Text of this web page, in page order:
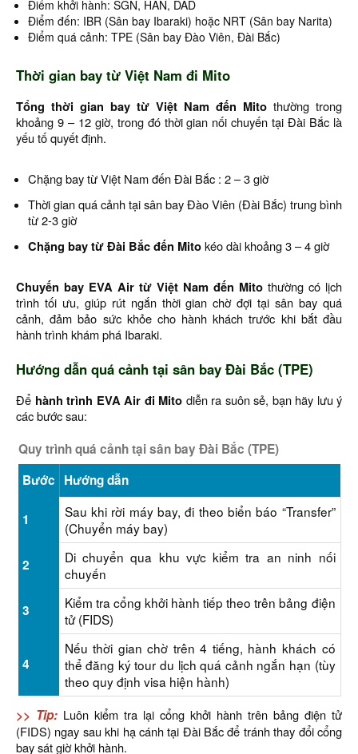
Điểm khởi hành: SGN, HAN, DAD
Điểm đến: IBR (Sân bay Ibaraki) hoặc NRT (Sân bay Narita)
Điểm quá cảnh: TPE (Sân bay Đào Viên, Đài Bắc)
Thời gian bay từ Việt Nam đi Mito
Tổng thời gian bay từ Việt Nam đến Mito thường trong
khoảng 9 – 12 giờ, trong đó thời gian nối chuyến tại Đài Bắc là
yếu tố quyết định.
Chặng bay từ Việt Nam đến Đài Bắc : 2 – 3 giờ
Thời gian quá cảnh tại sân bay Đào Viên (Đài Bắc) trung bình
từ 2-3 giờ
Chặng bay từ Đài Bắc đến Mitokéo dài khoảng 3 – 4 giờ
Chuyến bay EVA Air từ Việt Nam đến Mito thường có lịch
trình tối ưu, giúp rút ngắn thời gian chờ đợi tại sân bay quá
cảnh, đảm bảo sức khỏe cho hành khách trước khi bắt đầu
hành trình khám phá Ibaraki.
Hướng dẫn quá cảnh tại sân bay Đài Bắc (TPE)
Để hành trình EVA Air đi Mito diễn ra suôn sẻ, bạn hãy lưu ý
các bước sau:
Quy trình quá cảnh tại sân bay Đài Bắc (TPE)
Bước Hướng dẫn
1
Sau khi rời máy bay, đi theo biển báo “Transfer”
(Chuyển máy bay)
2
Di chuyển qua khu vực kiểm tra an ninh nối
chuyến
3
Kiểm tra cổng khởi hành tiếp theo trên bảng điện
tử (FIDS)
4
Nếu thời gian chờ trên 4 tiếng, hành khách có
thể đăng ký tour du lịch quá cảnh ngắn hạn (tùy
theo quy định visa hiện hành)
>> Tip: Luôn kiểm tra lại cổng khởi hành trên bảng điện tử
(FIDS) ngay sau khi hạ cánh tại Đài Bắc để tránh thay đổi cổng
bay sát giờ khởi hành.